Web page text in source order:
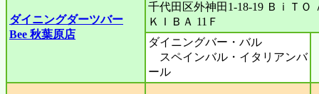
ダイニングダーツバー
Bee 秋葉原店
千代田区外神田1-18-19 ＢｉＴＯ
ＫＩＢＡ 11Ｆ
ダイニングバー・バル
スペインバル・イタリアンバ
ール